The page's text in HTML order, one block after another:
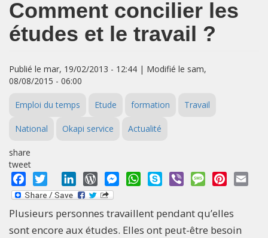
Comment concilier les
études et le travail ?
Publié le mar, 19/02/2013 - 12:44 | Modifié le sam,
08/08/2015 - 06:00
Emploi du temps Etude formation Travail
National Okapi service Actualité
share
tweet
Facebook
Twitter LinkedInWordPressMessengerWhatsApp
Skype Viber MessagePinterest
Plusieurs personnes travaillent pendant qu’elles
sont encore aux études. Elles ont peut-être besoin